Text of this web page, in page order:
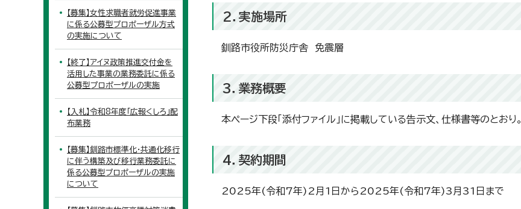
2．実施場所
釧路市役所防災庁舎 免震層
3．業務概要
本ページ下段「添付ファイル」に掲載している告示文、仕様書等のとおり。
4．契約期間
2025年(令和7年)2月1日から2025年(令和7年)3月31日まで
【募集】女性求職者就労促進事業
に係る公募型プロポーザル方式
の実施について
【終了】アイヌ政策推進交付金を
活用した事業の業務委託に係る
公募型プロポーザルの実施
【入札】令和8年度「広報くしろ」配
布業務
【募集】釧路市標準化・共通化移行
に伴う構築及び移行業務委託に
係る公募型プロポーザルの実施
について